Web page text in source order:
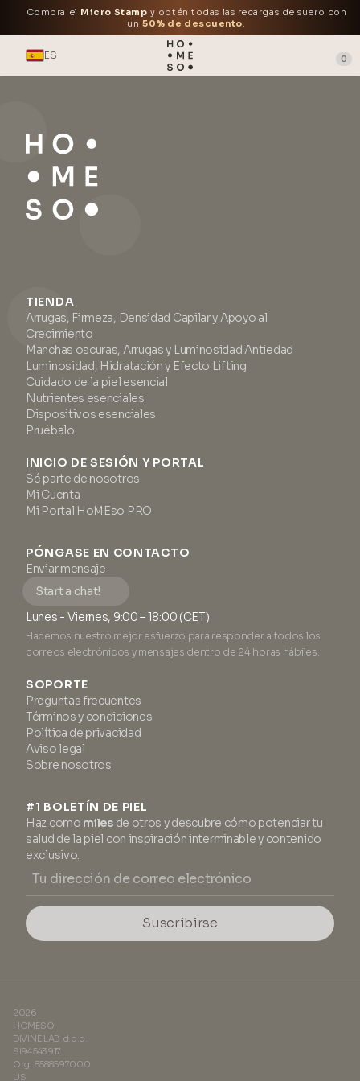
Compra el Micro Stamp y obtén todas las recargas de suero con
un50% de descuento.
ES 0
TIENDA
Arrugas, Firmeza, Densidad Capilar y Apoyo al
Crecimiento
Manchas oscuras, Arrugas y Luminosidad Antiedad
Luminosidad, Hidratación y Efecto Lifting
Cuidado de la piel esencial
Nutrientes esenciales
Dispositivos esenciales
Pruébalo
INICIO DE SESIÓN Y PORTAL
Sé parte de nosotros
Mi Cuenta
Mi Portal HoMEso PRO
PÓNGASE EN CONTACTO
Enviar mensaje
Start a chat!
Lunes - Viernes, 9:00 – 18:00 (CET)
Hacemos nuestro mejor esfuerzo para responder a todos los
correos electrónicos y mensajes dentro de 24 horas hábiles.
SOPORTE
Preguntas frecuentes
Términos y condiciones
Política de privacidad
Aviso legal
Sobre nosotros
#1 BOLETÍN DE PIEL
Haz como milesde otros y descubre cómo potenciar tu
salud de la piel con inspiración interminable y contenido
exclusivo.
Suscribirse
2026
HOMESO
DIVINE LAB d.o.o.
SI94543917
Org. 8588597000
US